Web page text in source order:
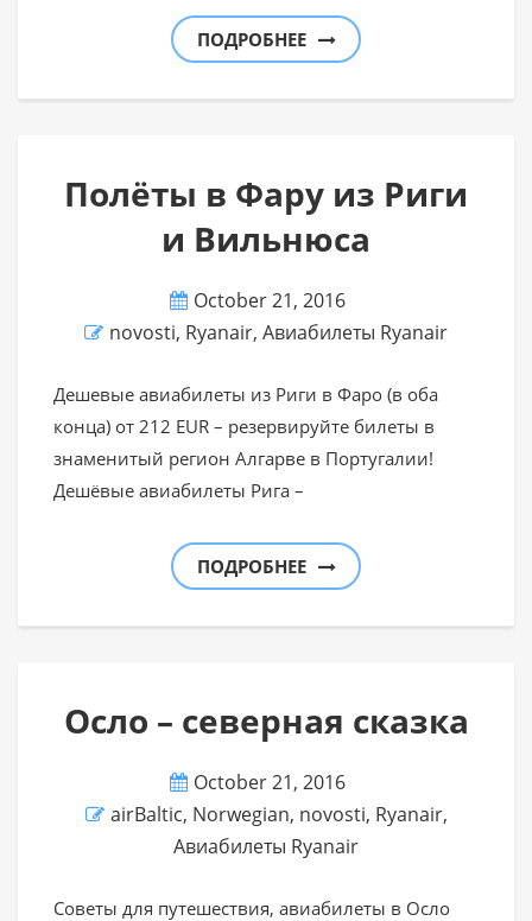
ПОДРОБНЕЕ
Полёты в Фару из Риги
и Вильнюса
October 21, 2016
novosti, Ryanair, Авиабилеты Ryanair
Дешевые авиабилеты из Риги в Фаро (в оба
конца) от 212 EUR – резервируйте билеты в
знаменитый регион Алгарве в Португалии!
Дешёвые авиабилеты Рига –
ПОДРОБНЕЕ
Осло – северная сказка
October 21, 2016
airBaltic, Norwegian, novosti, Ryanair,
Авиабилеты Ryanair
Советы для путешествия, авиабилеты в Осло